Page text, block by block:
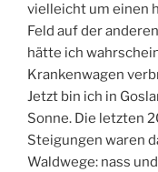
vielleicht um einen
Feld auf der
hätte ich
Krankenwagen
Jetzt bin ich in
Sonne. Die letzten
Steigungen waren
Waldwege: nass